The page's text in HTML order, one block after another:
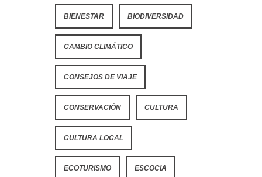
BIENESTAR BIODIVERSIDAD
CAMBIO CLIMÁTICO
CONSEJOS DE VIAJE
CONSERVACIÓN CULTURA
CULTURA LOCAL
ECOTURISMO ESCOCIA